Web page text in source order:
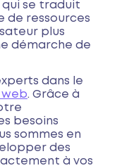
qui se traduit
de ressources
plus
démarche de
dans le
. Grâce à
besoins
sommes en
des
à vos